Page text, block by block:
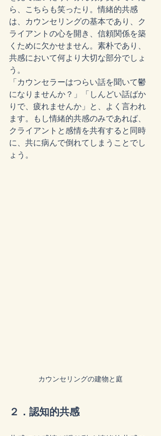
ら、こちらも笑ったり。情緒的共感
は、カウンセリングの基本であり、ク
ライアントの心を開き、信頼関係を築
くために欠かせません。素朴であり、
共感において何より大切な部分でしょ
う。
「カウンセラーはつらい話を聞いて鬱
になりませんか？」「しんどい話ばか
りで、疲れませんか」と、よく言われ
ます。もし情緒的共感のみであれば、
クライアントと感情を共有すると同時
に、共に病んで倒れてしまうことでし
ょう。
カウンセリングの建物と庭
２．認知的共感